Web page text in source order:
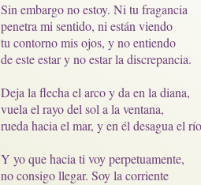
Sin embargo no estoy. Ni tu fragancia
penetra mi sentido, ni están viendo
tu contorno mis ojos, y no entiendo
de este estar y no estar la discrepancia.
Deja la flecha el arco y da en la diana,
vuela el rayo del sol a la ventana,
rueda hacia el mar, y en él desagua el
Y yo que hacia ti voy perpetuamente,
no consigo llegar. Soy la corriente